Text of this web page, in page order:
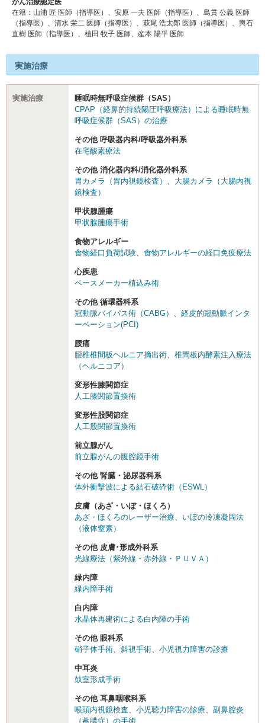
がん治療認定医
在籍：⼭浦 匠 医師（指導医）、安原 ⼀夫 医師（指導医）、島貫 公義 医師
（指導医）、清⽔ 栄⼆ 医師（指導医）、萩尾 浩太郎 医師（指導医）、輿⽯
直樹 医師（指導医）、植⽥ 牧⼦ 医師、産本 陽平 医師
実施治療
実施治療
睡眠時無呼吸症候群（SAS）
CPAP（経鼻的持続陽圧呼吸療法）による睡眠時無
呼吸症候群（SAS）の治療
その他 呼吸器内科/呼吸器外科系
在宅酸素療法
その他 消化器内科/消化器外科系
胃カメラ（胃内視鏡検査）
大腸カメラ（大腸内視
鏡検査）
甲状腺腫瘍
甲状腺腫瘍手術
食物アレルギー
食物経口負荷試験
食物アレルギーの経口免疫療法
心疾患
ペースメーカー植込み術
その他 循環器科系
冠動脈バイパス術（CABG）
経皮的冠動脈インタ
ーベーション(PCI)
腰痛
腰椎椎間板ヘルニア摘出術
椎間板内酵素注入療法
（ヘルニコア）
変形性膝関節症
人工膝関節置換術
変形性股関節症
人工股関節置換術
前立腺がん
前立腺がんの腹腔鏡手術
その他 腎臓・泌尿器科系
体外衝撃波による結石破砕術（ESWL）
皮膚（あざ・いぼ・ほくろ）
あざ・ほくろのレーザー治療
いぼの冷凍凝固法
（液体窒素）
その他 皮膚･形成外科系
光線療法（紫外線・赤外線・ＰＵＶＡ）
緑内障
緑内障手術
白内障
水晶体再建術による白内障の手術
その他 眼科系
硝子体手術
斜視手術 小児視力障害の診療
中耳炎
鼓室形成手術
その他 耳鼻咽喉科系
喉頭内視鏡検査
小児聴力障害の診療
副鼻腔炎
（蓄膿症）の手術